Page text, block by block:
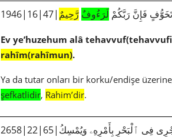
عَلَىٰ تَخَوُّفٍ فَإِنَّ رَبَّكُمْ لَرَءُوفٌ رَّحِيمٌ
Ev ye’huzehum alâ
rahîm(rahîmun).
Ya da tutar onları bir korku/endişe
şefkatlidir, Rahim’dir.
2658|22|65|أَلَمْ تَرَ أَنَّ ٱللَّهَ سَخَّرَ لَكُم مَّا فِى ٱلْأَرْضِ وَٱلْفُلْكَ تَجْرِى فِى ٱلْبَحْرِ بِأَمْرِهِۦ وَيُمْسِكُ